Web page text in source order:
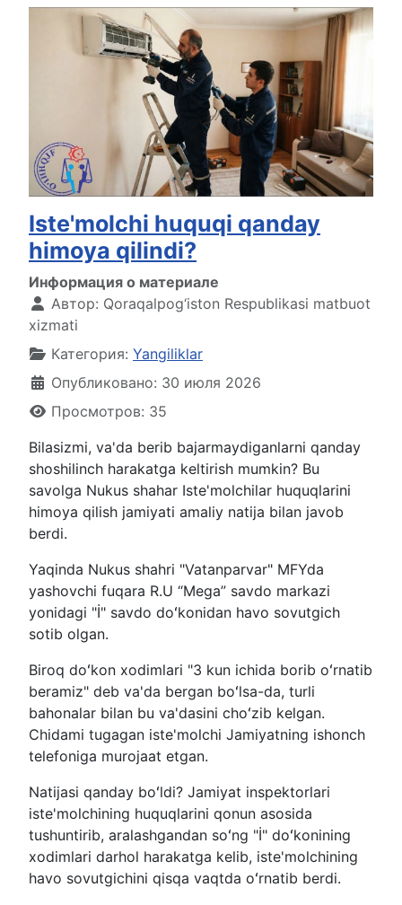
Iste'molchi huquqi qanday
himoya qilindi?
Информация о материале
Автор: Qoraqalpog‘iston Respublikasi matbuot
xizmati
Категория: Yangiliklar
Опубликовано: 30 июля 2026
Просмотров: 35
Bilasizmi, va'da berib bajarmaydiganlarni qanday
shoshilinch harakatga keltirish mumkin? Bu
savolga Nukus shahar Iste'molchilar huquqlarini
himoya qilish jamiyati amaliy natija bilan javob
berdi.
Yaqinda Nukus shahri "Vatanparvar" MFYda
yashovchi fuqara R.U “Mega” savdo markazi
yonidagi "İ" savdo doʻkonidan havo sovutgich
sotib olgan.
Biroq doʻkon xodimlari "3 kun ichida borib oʻrnatib
beramiz" deb va'da bergan boʻlsa-da, turli
bahonalar bilan bu va'dasini choʻzib kelgan.
Chidami tugagan iste'molchi Jamiyatning ishonch
telefoniga murojaat etgan.
Natijasi qanday boʻldi? Jamiyat inspektorlari
iste'molchining huquqlarini qonun asosida
tushuntirib, aralashgandan soʻng "İ" doʻkonining
xodimlari darhol harakatga kelib, iste'molchining
havo sovutgichini qisqa vaqtda oʻrnatib berdi.